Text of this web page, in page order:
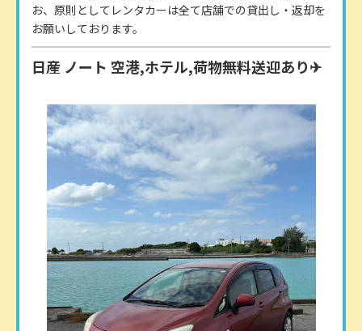
お、原則としてレンタカーは全て店舗での貸出し・返却を
お願いしております。
日産 ノート 空港,ホテル,荷物無料送迎あり✈